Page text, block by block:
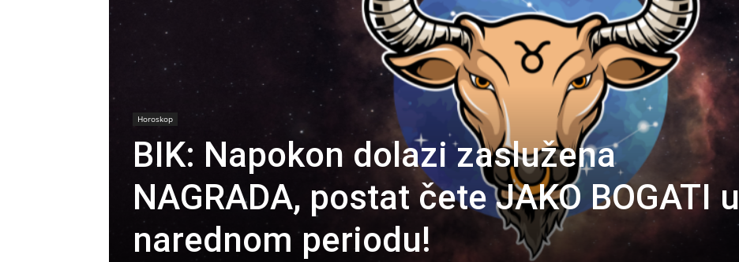
Horoskop
BIK: Napokon dolazi zaslužena
NAGRADA, postat čete JAKO BOGATI u
narednom periodu!